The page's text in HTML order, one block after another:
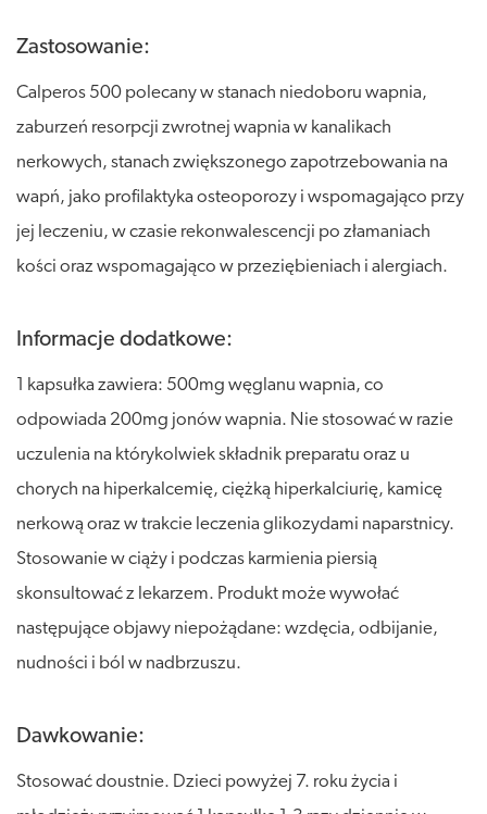
Zastosowanie:
Calperos 500 polecany w stanach niedoboru wapnia,
zaburzeń resorpcji zwrotnej wapnia w kanalikach
nerkowych, stanach zwiększonego zapotrzebowania na
wapń, jako profilaktyka osteoporozy i wspomagająco przy
jej leczeniu, w czasie rekonwalescencji po złamaniach
kości oraz wspomagająco w przeziębieniach i alergiach.
Informacje dodatkowe:
1 kapsułka zawiera: 500mg węglanu wapnia, co
odpowiada 200mg jonów wapnia. Nie stosować w razie
uczulenia na którykolwiek składnik preparatu oraz u
chorych na hiperkalcemię, ciężką hiperkalciurię, kamicę
nerkową oraz w trakcie leczenia glikozydami naparstnicy.
Stosowanie w ciąży i podczas karmienia piersią
skonsultować z lekarzem. Produkt może wywołać
następujące objawy niepożądane: wzdęcia, odbijanie,
nudności i ból w nadbrzuszu.
Dawkowanie:
Stosować doustnie. Dzieci powyżej 7. roku życia i